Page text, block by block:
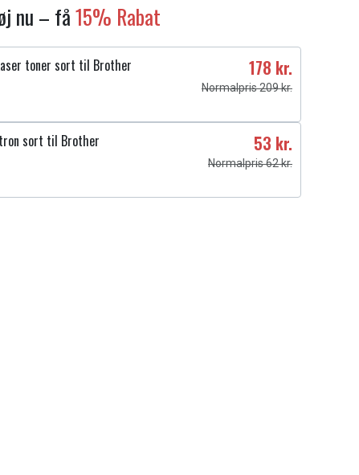
nu – få15% Rabat
toner sort til Brother 178 kr.
Normalpris 209 kr.
sort til Brother 53 kr.
Normalpris 62 kr.